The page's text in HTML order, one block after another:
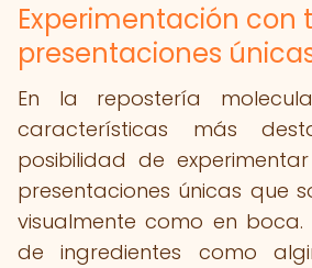
Experimentación con
presentaciones
En la repostería
características más
posibilidad de
presentaciones únicas que
visualmente como en boca.
de ingredientes como